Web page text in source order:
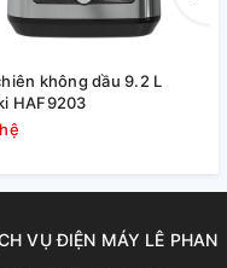
cùng
nướng
ăn, hạn
ra, hệ thống quạt
không dầu 9.2 L
HAF9203
VỤ ĐIỆN MÁY LÊ PHAN